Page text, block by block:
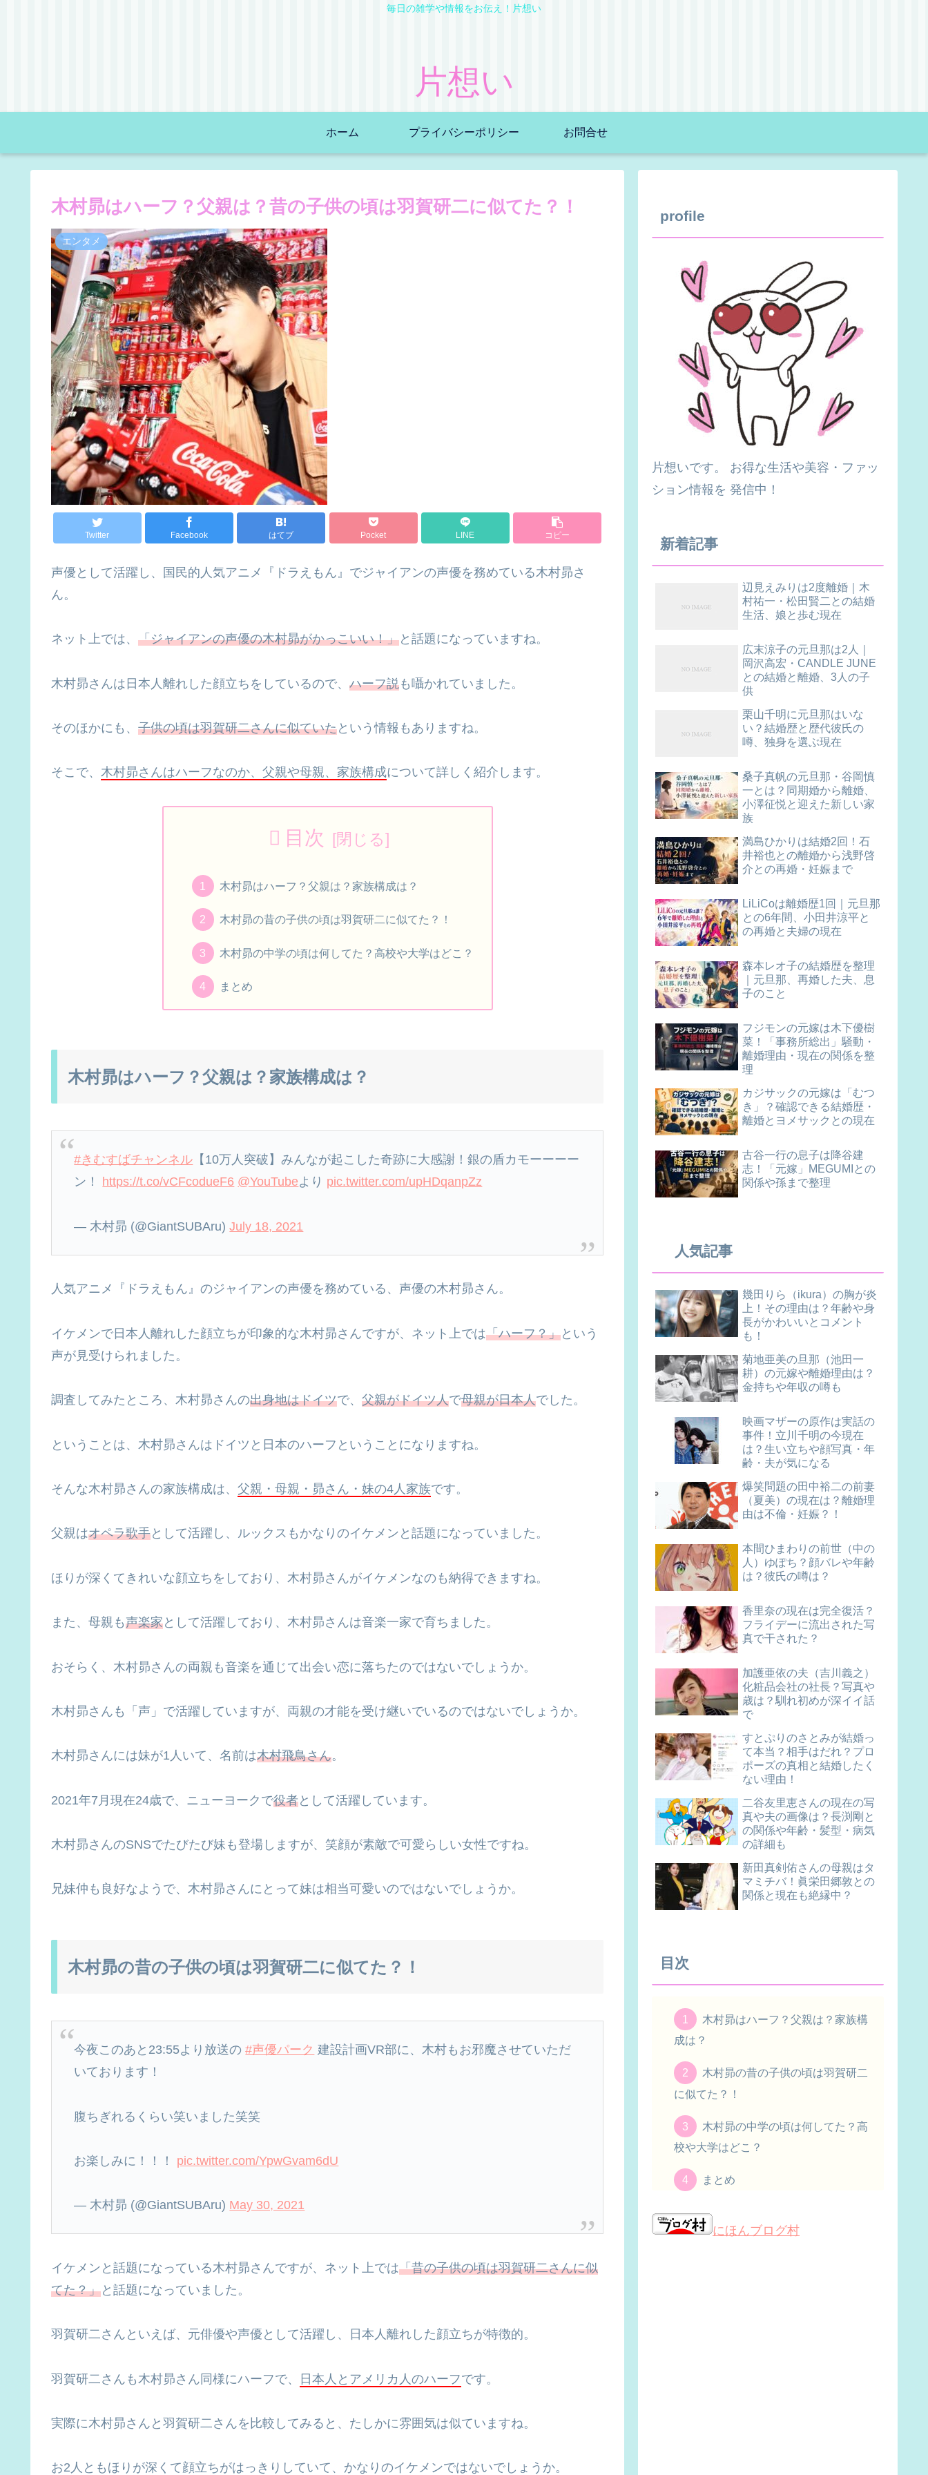
毎日の雑学や情報をお伝え！片想い
片想い
ホーム プライバシーポリシー お問合せ
木村昴はハーフ？父親は？昔の子供の頃は羽賀研二に似てた？！
エンタメ
Twitter Facebook はてブ Pocket LINE コピー
声優として活躍し、国民的人気アニメ『ドラえもん』でジャイアンの声優を務めている木村昴さ
ん。
ネット上では、 「ジャイアンの声優の木村昴がかっこいい！」と話題になっていますね。
木村昴さんは日本人離れした顔立ちをしているので、 ハーフ説も囁かれていました。
そのほかにも、 子供の頃は羽賀研二さんに似ていたという情報もありますね。
そこで、 木村昴さんはハーフなのか、父親や母親、家族構成について詳しく紹介します。
目次
木村昴はハーフ？父親は？家族構成は？
木村昴の昔の子供の頃は羽賀研二に似てた？！
木村昴の中学の頃は何してた？高校や大学はどこ？
まとめ
木村昴はハーフ？父親は？家族構成は？
#きむすばチャンネル 【10万人突破】みんなが起こした奇跡に大感謝！銀の盾カモーーーー
ン！
https://t.co/vCFcodueF6 @YouTubeより pic.twitter.com/upHDqanpZz
— 木村昴 (@GiantSUBAru)July 18, 2021
人気アニメ『ドラえもん』のジャイアンの声優を務めている、声優の木村昴さん。
イケメンで日本人離れした顔立ちが印象的な木村昴さんですが、ネット上では「ハーフ？」という
声が見受けられました。
調査してみたところ、木村昴さんの出身地はドイツで、 父親がドイツ人で母親が日本人でした。
ということは、木村昴さんはドイツと日本のハーフということになりますね。
そんな木村昴さんの家族構成は、 父親・母親・昴さん・妹の4人家族です。
父親はオペラ歌手として活躍し、ルックスもかなりのイケメンと話題になっていました。
ほりが深くてきれいな顔立ちをしており、木村昴さんがイケメンなのも納得できますね。
また、母親も声楽家として活躍しており、木村昴さんは音楽一家で育ちました。
おそらく、木村昴さんの両親も音楽を通じて出会い恋に落ちたのではないでしょうか。
木村昴さんも「声」で活躍していますが、両親の才能を受け継いでいるのではないでしょうか。
木村昴さんには妹が1人いて、名前は木村飛鳥さん。
2021年7月現在24歳で、ニューヨークで役者として活躍しています。
木村昴さんのSNSでたびたび妹も登場しますが、笑顔が素敵で可愛らしい女性ですね。
兄妹仲も良好なようで、木村昴さんにとって妹は相当可愛いのではないでしょうか。
木村昴の昔の子供の頃は羽賀研二に似てた？！
今夜このあと23:55より放送の#声優パーク 建設計画VR部に、木村もお邪魔させていただ
いております！
腹ちぎれるくらい笑いました笑笑
お楽しみに！！！ pic.twitter.com/YpwGvam6dU
— 木村昴 (@GiantSUBAru) May 30, 2021
イケメンと話題になっている木村昴さんですが、ネット上では「昔の子供の頃は羽賀研二さんに似
てた？」と話題になっていました。
羽賀研二さんといえば、元俳優や声優として活躍し、日本人離れした顔立ちが特徴的。
羽賀研二さんも木村昴さん同様にハーフで、 日本人とアメリカ人のハーフです。
実際に木村昴さんと羽賀研二さんを比較してみると、たしかに雰囲気は似ていますね。
お2人ともほりが深くて顔立ちがはっきりしていて、かなりのイケメンではないでしょうか。
profile
片想いです。 お得な生活や美容・ファッ
ション情報を 発信中！
新着記事
辺見えみりは2度離婚｜木
村祐一・松田賢二との結婚
生活、娘と歩む現在
広末涼子の元旦那は2人｜
岡沢高宏・CANDLE JUNE
との結婚と離婚、3人の子
供
栗山千明に元旦那はいな
い？結婚歴と歴代彼氏の
噂、独身を選ぶ現在
桑子真帆の元旦那・谷岡慎
一とは？同期婚から離婚、
小澤征悦と迎えた新しい家
族
満島ひかりは結婚2回！石
井裕也との離婚から浅野啓
介との再婚・妊娠まで
LiLiCoは離婚歴1回｜元旦那
との6年間、小田井涼平と
の再婚と夫婦の現在
森本レオ子の結婚歴を整理
｜元旦那、再婚した夫、息
子のこと
フジモンの元嫁は木下優樹
菜！「事務所総出」騒動・
離婚理由・現在の関係を整
理
カジサックの元嫁は「むつ
き」？確認できる結婚歴・
離婚とヨメサックとの現在
古谷一行の息子は降谷建
志！「元嫁」MEGUMIとの
関係や孫まで整理
人気記事
幾田りら（ikura）の胸が炎
上！その理由は？年齢や身
長がかわいいとコメント
も！
菊地亜美の旦那（池田一
耕）の元嫁や離婚理由は？
金持ちや年収の噂も
映画マザーの原作は実話の
事件！立川千明の今現在
は？生い立ちや顔写真・年
齢・夫が気になる
爆笑問題の田中裕二の前妻
（夏美）の現在は？離婚理
由は不倫・妊娠？！
本間ひまわりの前世（中の
人）ゆぽち？顔バレや年齢
は？彼氏の噂は？
香里奈の現在は完全復活？
フライデーに流出された写
真で干された？
加護亜依の夫（吉川義之）
化粧品会社の社長？写真や
歳は？馴れ初めが深イイ話
で
すとぷりのさとみが結婚っ
て本当？相手はだれ？プロ
ポーズの真相と結婚したく
ない理由！
二谷友里恵さんの現在の写
真や夫の画像は？長渕剛と
の関係や年齢・髪型・病気
の詳細も
新田真剣佑さんの母親はタ
マミチバ！眞栄田郷敦との
関係と現在も絶縁中？
目次
木村昴はハーフ？父親は？家族構
成は？
木村昴の昔の子供の頃は羽賀研二
に似てた？！
木村昴の中学の頃は何してた？高
校や大学はどこ？
まとめ
にほんブログ村